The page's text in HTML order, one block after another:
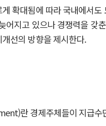
확대됨에 따라 국내에서
어지고 있으나 경쟁력을 갖
선의 방향을 제시한다.
란 경제주체들이 지급수